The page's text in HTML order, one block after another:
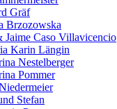
Gräf
Brzozowska
Jaime Caso Villavicencio
Karin Längin
Nestelberger
Pommer
Stefan